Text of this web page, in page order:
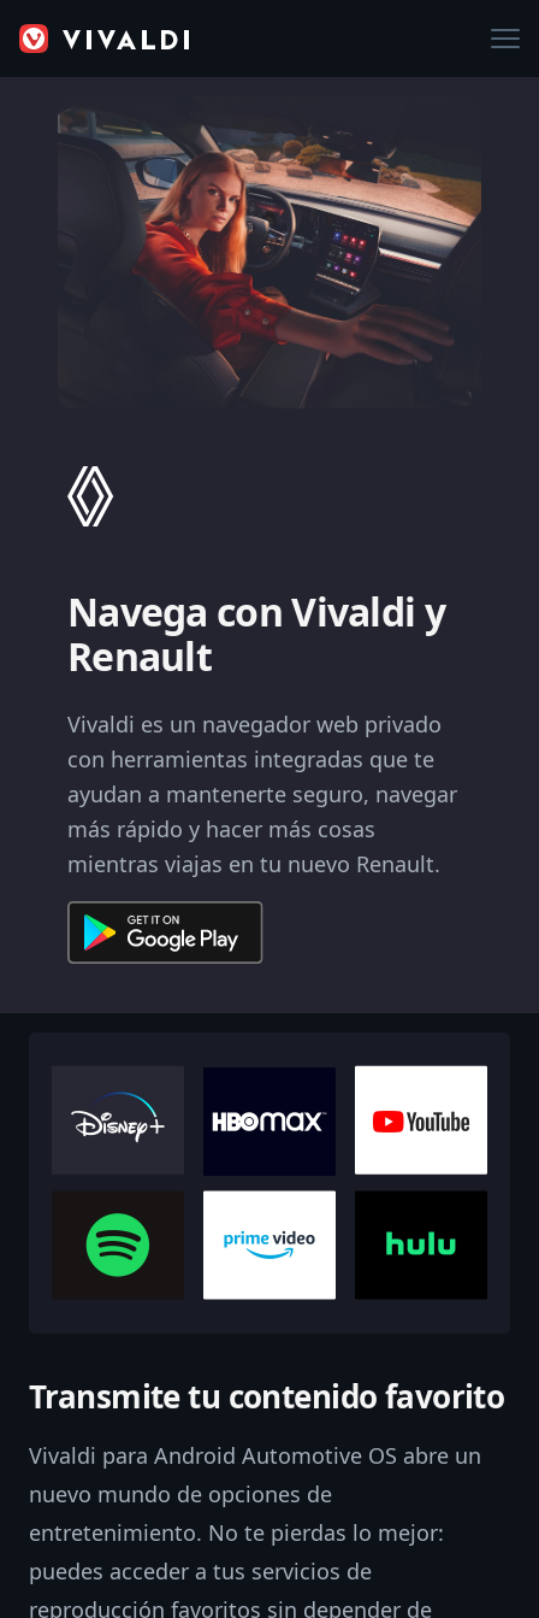
Navega con Vivaldi y
Renault
Vivaldi es un navegador web privado
con herramientas integradas que te
ayudan a mantenerte seguro, navegar
más rápido y hacer más cosas
mientras viajas en tu nuevo Renault.
Transmite tu contenido favorito
Vivaldi para Android Automotive OS abre un
nuevo mundo de opciones de
entretenimiento. No te pierdas lo mejor:
puedes acceder a tus servicios de
reproducción favoritos sin depender de